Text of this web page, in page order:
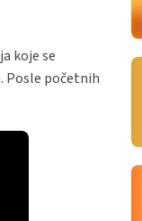
koje se
Posle početnih